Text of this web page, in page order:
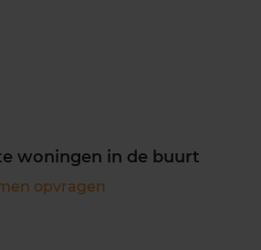
woningen in de buurt
opvragen